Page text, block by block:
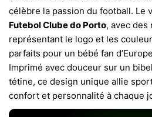
célèbre la passion du football. Le
Futebol Clube do Porto, avec des
représentant le logo et les
parfaits pour un bébé fan
Imprimé avec douceur sur un
tétine, ce design unique allie
confort et personnalité à chaque